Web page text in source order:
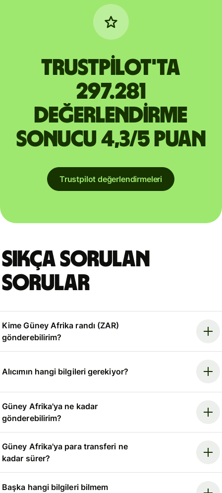
Trustpilot'ta
297.281
değerlendirme
sonucu 4,3/5 puan
Trustpilot değerlendirmeleri
Sıkça sorulan
sorular
Kime Güney Afrika randı (ZAR)
gönderebilirim?
Alıcımın hangi bilgileri gerekiyor?
Güney Afrika'ya ne kadar
gönderebilirim?
Güney Afrika'ya para transferi ne
kadar sürer?
Başka hangi bilgileri bilmem